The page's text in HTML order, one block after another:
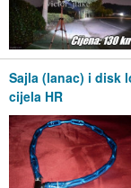
Sajla (lanac) i disk
cijela HR